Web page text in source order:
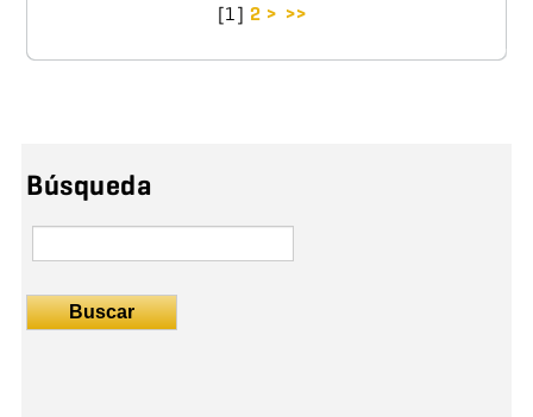
[1 ] 2 > >>
Búsqueda
Buscar